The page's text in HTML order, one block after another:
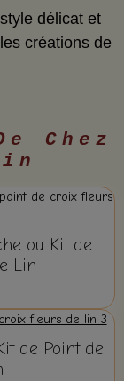
délicat et
créations de
Chez
ou Kit de
Lin
de Point de